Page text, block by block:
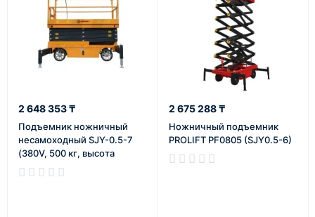
2 648 353 ₸
Подъемник ножничный
несамоxодный SJY-0.5-7
(380V, 500 кг, высота
подъема 7 м) SMART
2 675 288 ₸
Ножничный подъемник
PROLIFT PF0805 (SJY0.5-6)